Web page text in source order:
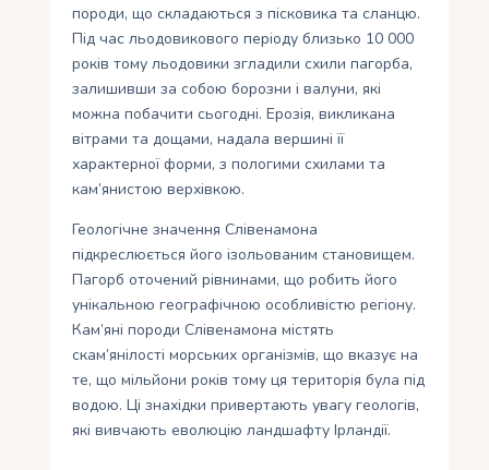
породи, що складаються з пісковика та сланцю.
Під час льодовикового періоду близько 10 000
років тому льодовики згладили схили пагорба,
залишивши за собою борозни і валуни, які
можна побачити сьогодні. Ерозія, викликана
вітрами та дощами, надала вершині її
характерної форми, з пологими схилами та
кам’янистою верхівкою.
Геологічне значення Слівенамона
підкреслюється його ізольованим становищем.
Пагорб оточений рівнинами, що робить його
унікальною географічною особливістю регіону.
Кам’яні породи Слівенамона містять
скам’янілості морських організмів, що вказує на
те, що мільйони років тому ця територія була під
водою. Ці знахідки привертають увагу геологів,
які вивчають еволюцію ландшафту Ірландії.